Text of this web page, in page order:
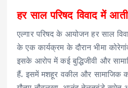
हर साल परिषद विवाद में
एल्गार परिषद के आयोजन हर साल
के एक कार्यक्रम के दौरान भीमा
इसके आरोप में कई बुद्धिजीवी और
हैं. इसमें मशहूर वकील और सामाजिक